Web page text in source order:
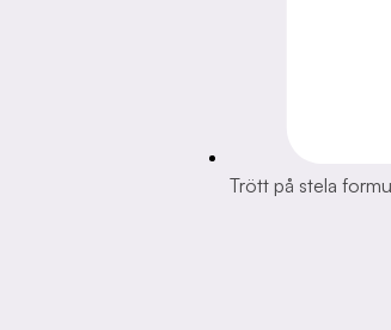
Trött på stela